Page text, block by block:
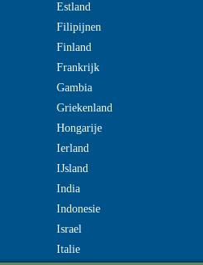
Estland
Filipijnen
Finland
Frankrijk
Gambia
Griekenland
Hongarije
Ierland
IJsland
India
Indonesie
Israel
Italie